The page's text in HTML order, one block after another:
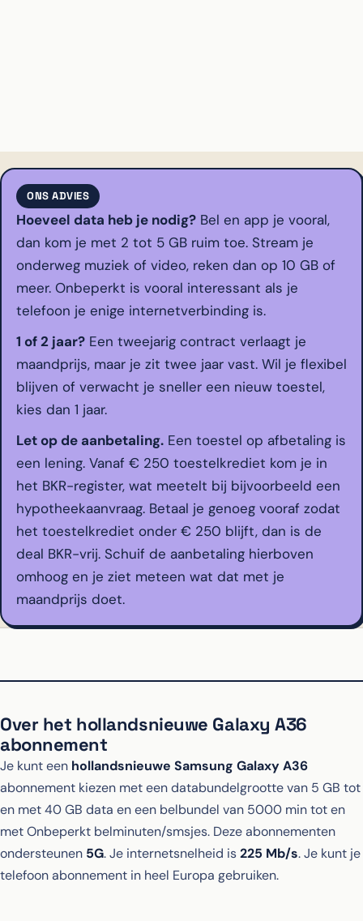
ONS ADVIES
Hoeveel data heb je nodig? Bel en app je vooral,
dan kom je met 2 tot 5 GB ruim toe. Stream je
onderweg muziek of video, reken dan op 10 GB of
meer. Onbeperkt is vooral interessant als je
telefoon je enige internetverbinding is.
1 of 2 jaar? Een tweejarig contract verlaagt je
maandprijs, maar je zit twee jaar vast. Wil je flexibel
blijven of verwacht je sneller een nieuw toestel,
kies dan 1 jaar.
Let op de aanbetaling. Een toestel op afbetaling is
een lening. Vanaf € 250 toestelkrediet kom je in
het BKR-register, wat meetelt bij bijvoorbeeld een
hypotheekaanvraag. Betaal je genoeg vooraf zodat
het toestelkrediet onder € 250 blijft, dan is de
deal BKR-vrij. Schuif de aanbetaling hierboven
omhoog en je ziet meteen wat dat met je
maandprijs doet.
Over het hollandsnieuwe Galaxy A36
abonnement
Je kunt een hollandsnieuwe Samsung Galaxy A36
abonnement kiezen met een databundelgrootte van 5 GB tot
en met 40 GB data en een belbundel van 5000 min tot en
met Onbeperkt belminuten/smsjes. Deze abonnementen
ondersteunen 5G. Je internetsnelheid is225 Mb/s. Je kunt je
telefoon abonnement in heel Europa gebruiken.